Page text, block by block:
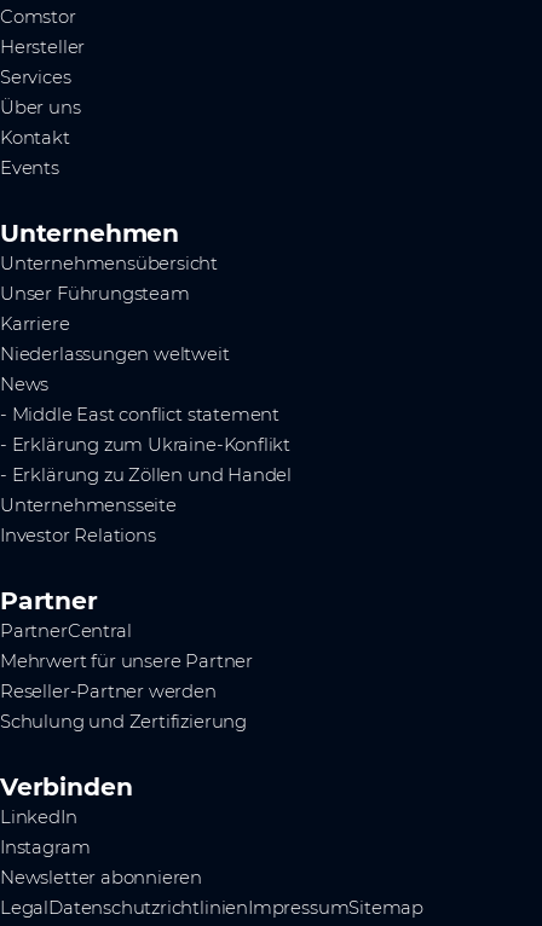
Comstor
Hersteller
Services
Über uns
Kontakt
Events
Unternehmen
Unternehmensübersicht
Unser Führungsteam
Karriere
Niederlassungen weltweit
News
- Middle East conflict statement
- Erklärung zum Ukraine-Konflikt
- Erklärung zu Zöllen und Handel
Unternehmensseite
Investor Relations
Partner
PartnerCentral
Mehrwert für unsere Partner
Reseller-Partner werden
Schulung und Zertifizierung
Verbinden
LinkedIn
Instagram
Newsletter abonnieren
LegalDatenschutzrichtlinienImpressumSitemap